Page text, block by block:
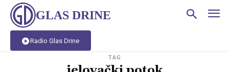
GLAS DRINE
Radio Glas Drine
TAG